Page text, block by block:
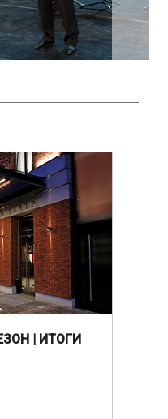
| ИТОГИ